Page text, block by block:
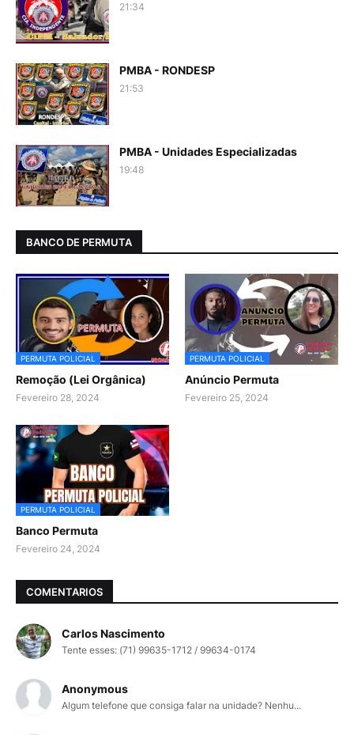
21:34
PMBA - RONDESP
21:53
PMBA - Unidades Especializadas
19:48
BANCO DE PERMUTA
PERMUTA POLICIAL
Remoção (Lei Orgânica)
Fevereiro 28, 2024
PERMUTA POLICIAL
Anúncio Permuta
Fevereiro 25, 2024
PERMUTA POLICIAL
Banco Permuta
Fevereiro 24, 2024
COMENTARIOS
Carlos Nascimento
Tente esses: (71) 99635-1712 / 99634-0174
Anonymous
Algum telefone que consiga falar na unidade? Nenhu...